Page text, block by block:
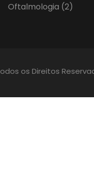
Oftalmologia (2)
os Direitos